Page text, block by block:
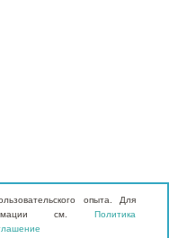
опыта. Для
см. Политика